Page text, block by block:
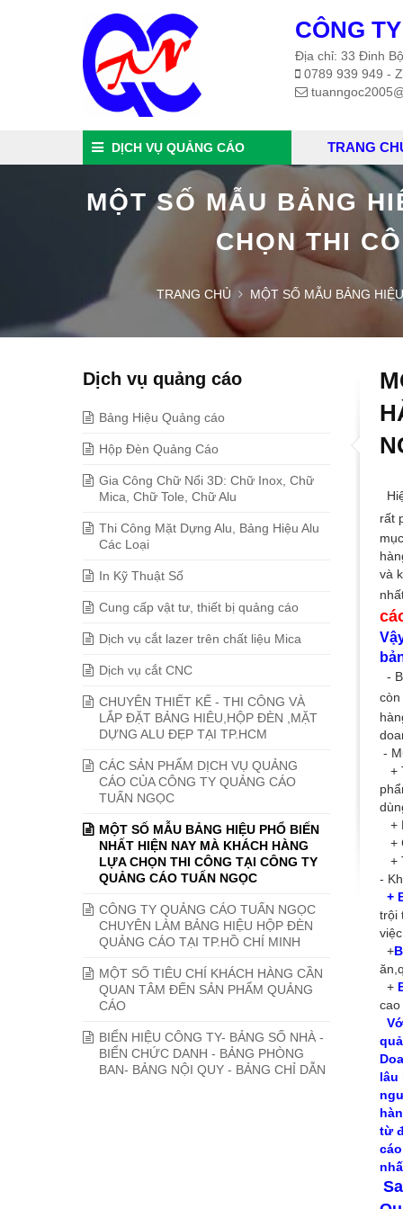
CÔNG
Địa chỉ: 33 Đinh
0789 939 949 -
DỊCH VỤ QUẢNG CÁO TRANG
MỘT SỐ MẪU BẢNG
CHỌN THI
TRANG CHỦ MỘT SỐ MẪU BẢNG
rất
và
-
-
+
+
+
+
-
+
trội
+
+
lâu
từ
Dịch vụ quảng cáo
Bảng Hiệu Quảng cáo
Hộp Đèn Quảng Cáo
Gia Công Chữ Nổi 3D: Chữ Inox, Chữ
Mica, Chữ Tole, Chữ Alu
Thi Công Mặt Dựng Alu, Bảng Hiệu Alu
Các Loại
In Kỹ Thuật Số
Cung cấp vật tư, thiết bị quảng cáo
Dịch vụ cắt lazer trên chất liệu Mica
Dịch vụ cắt CNC
CHUYÊN THIẾT KẾ - THI CÔNG VÀ
LẮP ĐẶT BẢNG HIÊU,HỘP ĐÈN ,MẶT
DỰNG ALU ĐẸP TẠI TP.HCM
CÁC SẢN PHẨM DỊCH VỤ QUẢNG
CÁO CỦA CÔNG TY QUẢNG CÁO
TUẤN NGỌC
MỘT SỐ MẪU BẢNG HIỆU PHỔ BIẾN
NHẤT HIỆN NAY MÀ KHÁCH HÀNG
LỰA CHỌN THI CÔNG TẠI CÔNG TY
QUẢNG CÁO TUẤN NGỌC
CÔNG TY QUẢNG CÁO TUẤN NGỌC
CHUYÊN LÀM BẢNG HIỆU HỘP ĐÈN
QUẢNG CÁO TẠI TP.HỒ CHÍ MINH
MỘT SỐ TIÊU CHÍ KHÁCH HÀNG CẦN
QUAN TÂM ĐẾN SẢN PHẨM QUẢNG
CÁO
BIỂN HIỆU CÔNG TY- BẢNG SỐ NHÀ -
BIỂN CHỨC DANH - BẢNG PHÒNG
BAN- BẢNG NỘI QUY - BẢNG CHỈ DẪN